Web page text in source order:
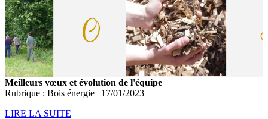
Meilleurs vœux et évolution de l'équipe
Rubrique : Bois énergie | 17/01/2023
LIRE LA SUITE